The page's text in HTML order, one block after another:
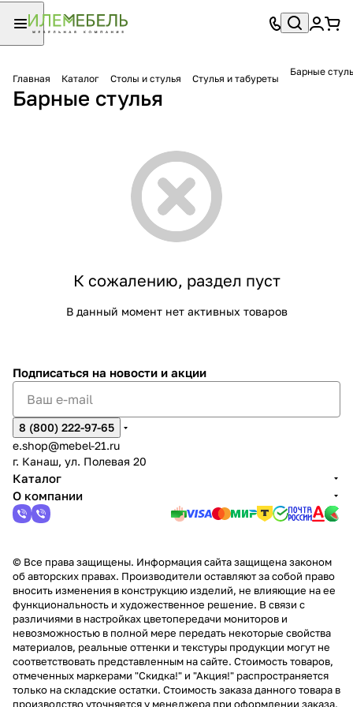
Главная Каталог Столы и стулья Стулья и табуреты
Барные
Барные стулья
К сожалению, раздел пуст
В данный момент нет активных товаров
Подписаться на новости и акции
8 (800) 222-97-65
e.shop@mebel-21.ru
г. Канаш, ул. Полевая 20
Каталог
О компании
© Все права защищены. Информация сайта защищена законом
об авторских правах. Производители оставляют за собой право
вносить изменения в конструкцию изделий, не влияющие на ее
функциональность и художественное решение. В связи с
различиями в настройках цветопередачи мониторов и
невозможностью в полной мере передать некоторые свойства
материалов, реальные оттенки и текстуры продукции могут не
соответствовать представленным на сайте. Стоимость товаров,
отмеченных маркерами "Скидка!" и "Акция!" распространяется
только на складские остатки. Стоимость заказа данного товара в
производство уточняется у менеджера при оформлении заказа.